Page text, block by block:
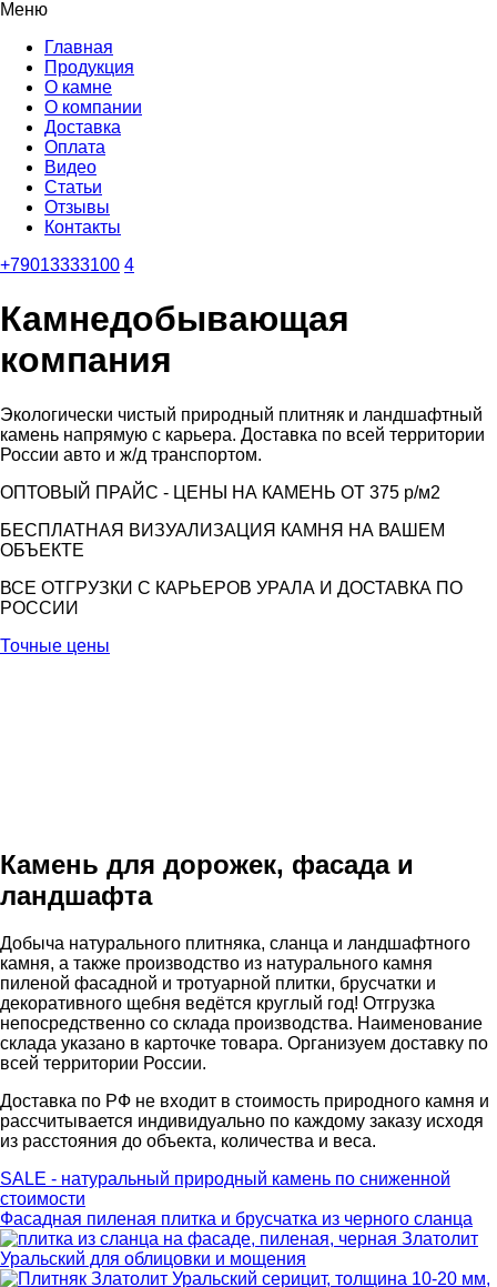
Меню
Главная
Продукция
О камне
О компании
Доставка
Оплата
Видео
Статьи
Отзывы
Контакты
+79013333100 4
Камнедобывающая
компания
Экологически чистый природный плитняк и ландшафтный
камень напрямую с карьера. Доставка по всей территории
России авто и ж/д транспортом.
ОПТОВЫЙ ПРАЙС - ЦЕНЫ НА КАМЕНЬ ОТ 375 р/м2
БЕСПЛАТНАЯ ВИЗУАЛИЗАЦИЯ КАМНЯ НА ВАШЕМ
ОБЪЕКТЕ
ВСЕ ОТГРУЗКИ С КАРЬЕРОВ УРАЛА И ДОСТАВКА ПО
РОССИИ
Точные цены
Камень для дорожек, фасада и
ландшафта
Добыча натурального плитняка, сланца и ландшафтного
камня, а также производство из натурального камня
пиленой фасадной и тротуарной плитки, брусчатки и
декоративного щебня ведётся круглый год! Отгрузка
непосредственно со склада производства. Наименование
склада указано в карточке товара. Организуем доставку по
всей территории России.
Доставка по РФ не входит в стоимость природного камня и
рассчитывается индивидуально по каждому заказу исходя
из расстояния до объекта, количества и веса.
SALE - натуральный природный камень по сниженной
стоимости
Фасадная пиленая плитка и брусчатка из черного сланца
Златолит
Уральский для облицовки и мощения